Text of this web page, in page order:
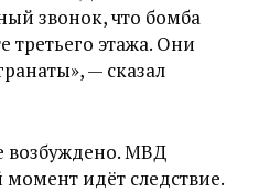
звонок, что бомба
третьего этажа. Они
— сказал
возбуждено. МВД
идёт следствие.